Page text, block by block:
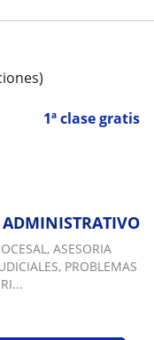
1ª clase gratis
ADMINISTRATIVO
ASESORIA
PROBLEMAS